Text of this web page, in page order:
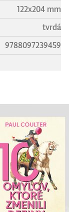
122x204 mm
tvrdá
9788097239459